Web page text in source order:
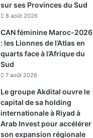
sur ses Provinces du Sud
8 août 2026
CAN féminine Maroc-2026
: les Lionnes de l’Atlas en
quarts face à l’Afrique du
Sud
7 août 2026
Le groupe Akdital ouvre le
capital de sa holding
internationale à Riyad à
Arab Invest pour accélérer
son expansion régionale